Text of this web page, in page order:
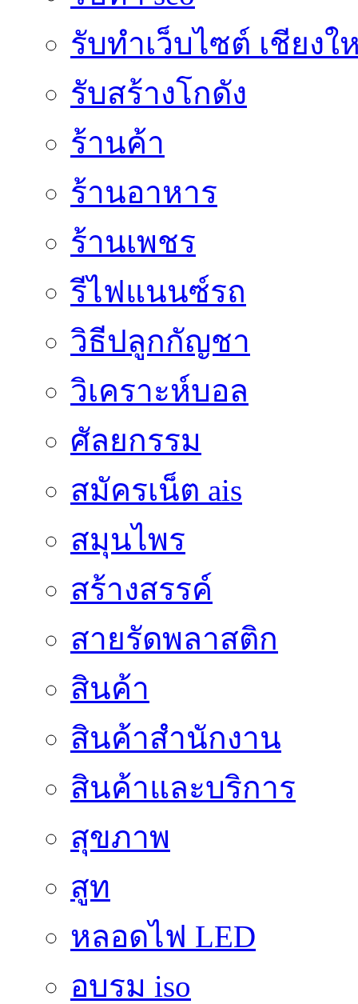
รับทำเว็บไซต์ เชียงใ
รับสร้างโกดัง
ร้านค้า
ร้านอาหาร
ร้านเพชร
รีไฟแนนซ์รถ
วิธีปลูกกัญชา
วิเคราะห์บอล
ศัลยกรรม
สมัครเน็ต ais
สมุนไพร
สร้างสรรค์
สายรัดพลาสติก
สินค้า
สินค้าสํานักงาน
สินค้าและบริการ
สุขภาพ
สูท
หลอดไฟ LED
อบรม iso